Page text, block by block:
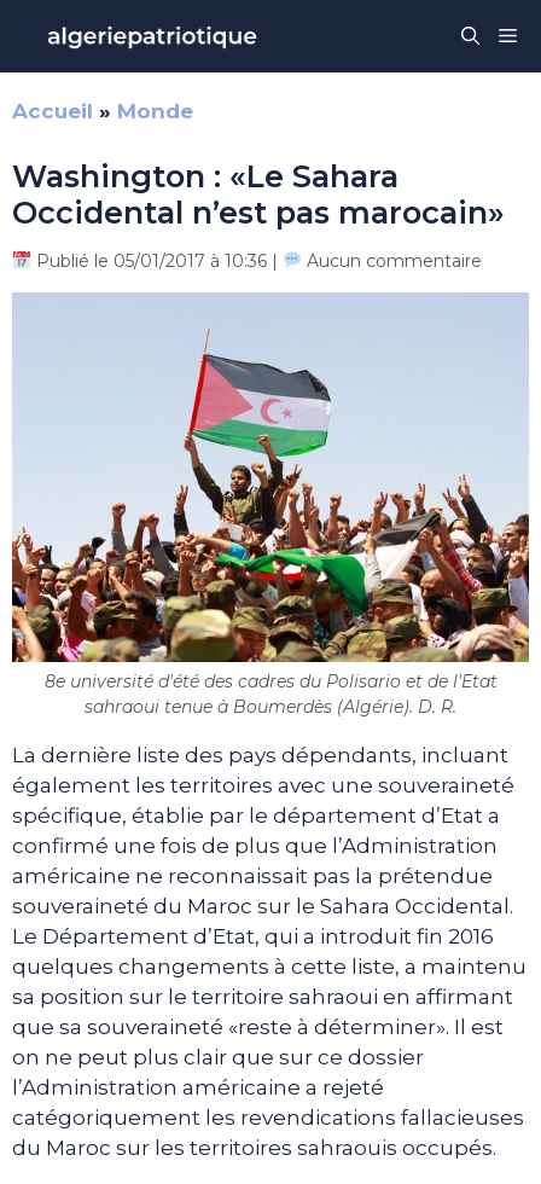
contenu
Accueil » Monde
Washington : «Le Sahara
Occidental n’est pas marocain»
Publié le 05/01/2017 à 10:36 | Aucun commentaire
8e université d'été des cadres du Polisario et de l'Etat
sahraoui tenue à Boumerdès (Algérie). D. R.
La dernière liste des pays dépendants, incluant
également les territoires avec une souveraineté
spécifique, établie par le département d’Etat a
confirmé une fois de plus que l’Administration
américaine ne reconnaissait pas la prétendue
souveraineté du Maroc sur le Sahara Occidental.
Le Département d’Etat, qui a introduit fin 2016
quelques changements à cette liste, a maintenu
sa position sur le territoire sahraoui en affirmant
que sa souveraineté «reste à déterminer». Il est
on ne peut plus clair que sur ce dossier
l’Administration américaine a rejeté
catégoriquement les revendications fallacieuses
du Maroc sur les territoires sahraouis occupés.